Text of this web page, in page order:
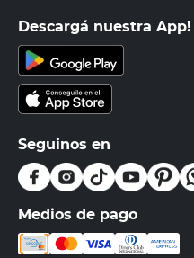
Descargá nuestra App!
Seguinos en
Medios de pago